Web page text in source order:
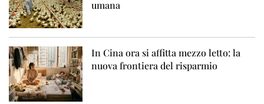
umana
In Cina ora si affitta mezzo letto: la
nuova frontiera del risparmio